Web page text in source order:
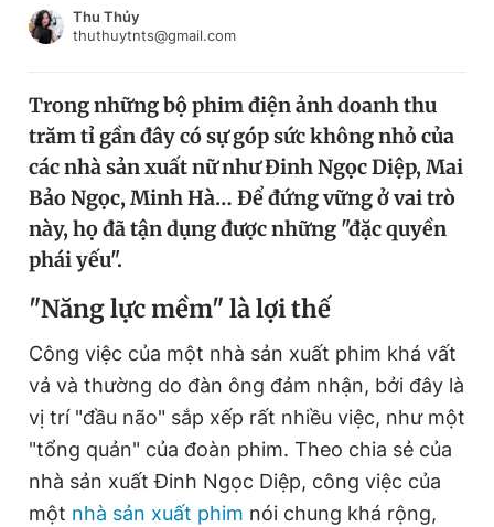
Chào ngày mới
Video Magazine
Sản phẩm khác
Tiện ích
Thông tin tòa soạn Liên hệ quảng cáo
Đọc Thanh Niên trên điện thoại
Đăng xuất
Thu Thủy
thuthuytnts@gmail.com
Trong những bộ phim điện ảnh doanh thu
trăm tỉ gần đây có sự góp sức không nhỏ của
các nhà sản xuất nữ như Đinh Ngọc Diệp, Mai
Bảo Ngọc, Minh Hà… Để đứng vững ở vai trò
này, họ đã tận dụng được những "đặc quyền
phái yếu".
"Năng lực mềm" là lợi thế
Công việc của một nhà sản xuất phim khá vất
vả và thường do đàn ông đảm nhận, bởi đây là
vị trí "đầu não" sắp xếp rất nhiều việc, như một
"tổng quản" của đoàn phim. Theo chia sẻ của
nhà sản xuất Đinh Ngọc Diệp, công việc của
một nhà sản xuất phim nói chung khá rộng,